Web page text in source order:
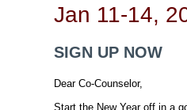
Jan 11-14,
SIGN UP NOW
Dear Co-Counselor,
Start the New Year off in a